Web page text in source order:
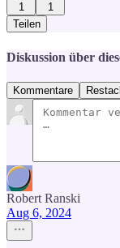
1
1
Teilen
Diskussion über
Kommentare
Robert Ranski
Aug 6, 2024